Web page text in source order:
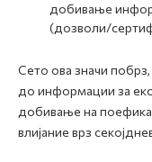
добивање
(дозволи/
Сето ова значи
до информации за
добивање на
влијание врз